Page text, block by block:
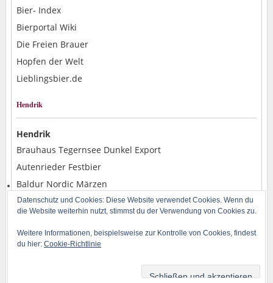
Bier- Index
Bierportal Wiki
Die Freien Brauer
Hopfen der Welt
Lieblingsbier.de
Hendrik
Hendrik
Brauhaus Tegernsee Dunkel Export
Autenrieder Festbier
Baldur Nordic Märzen
Alpirsbacher Weizen Hefe Dunkel
Copyright © 2014-2026 BLOG-B.INFO | Powered by H. Baran und WordPress | Design
Iceable Themes
Datenschutz und Cookies: Diese Website verwendet Cookies. Wenn du
die Website weiterhin nutzt, stimmst du der Verwendung von Cookies zu.
Weitere Informationen, beispielsweise zur Kontrolle von Cookies, findest
du hier: Cookie-Richtlinie